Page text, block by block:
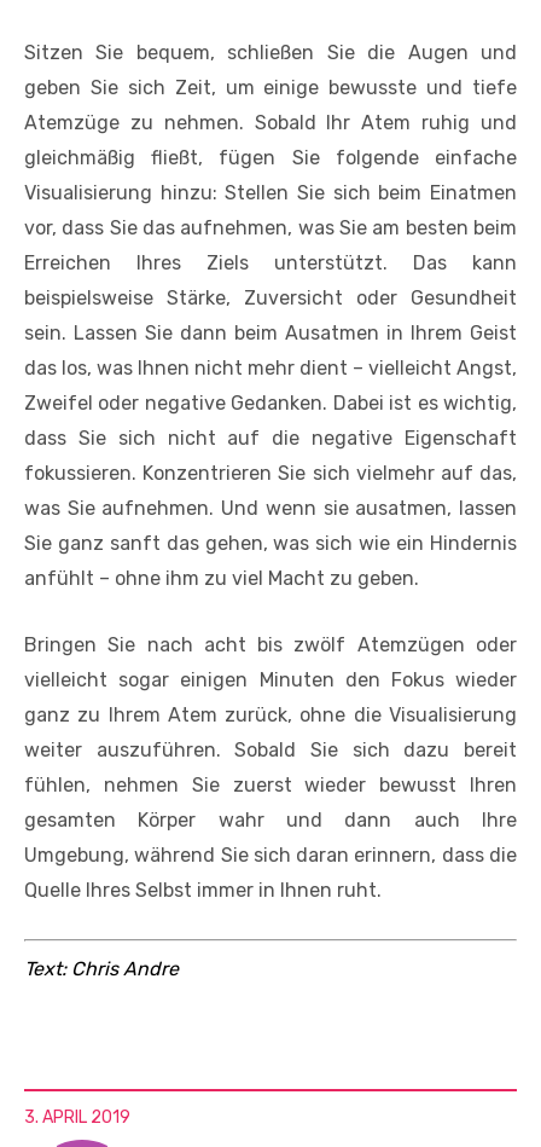
Sitzen Sie bequem, schließen Sie die Augen und
geben Sie sich Zeit, um einige bewusste und tiefe
Atemzüge zu nehmen. Sobald Ihr Atem ruhig und
gleichmäßig fließt, fügen Sie folgende einfache
Visualisierung hinzu: Stellen Sie sich beim Einatmen
vor, dass Sie das aufnehmen, was Sie am besten beim
Erreichen Ihres Ziels unterstützt. Das kann
beispielsweise Stärke, Zuversicht oder Gesundheit
sein. Lassen Sie dann beim Ausatmen in Ihrem Geist
das los, was Ihnen nicht mehr dient – vielleicht Angst,
Zweifel oder negative Gedanken. Dabei ist es wichtig,
dass Sie sich nicht auf die negative Eigenschaft
fokussieren. Konzentrieren Sie sich vielmehr auf das,
was Sie aufnehmen. Und wenn sie ausatmen, lassen
Sie ganz sanft das gehen, was sich wie ein Hindernis
anfühlt – ohne ihm zu viel Macht zu geben.
Bringen Sie nach acht bis zwölf Atemzügen oder
vielleicht sogar einigen Minuten den Fokus wieder
ganz zu Ihrem Atem zurück, ohne die Visualisierung
weiter auszuführen. Sobald Sie sich dazu bereit
fühlen, nehmen Sie zuerst wieder bewusst Ihren
gesamten Körper wahr und dann auch Ihre
Umgebung, während Sie sich daran erinnern, dass die
Quelle Ihres Selbst immer in Ihnen ruht.
Text: Chris Andre
3. APRIL 2019